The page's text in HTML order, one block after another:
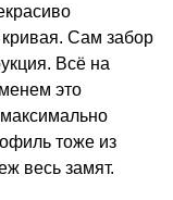
Сам забор
Всё на
это
тоже из
весь замят.